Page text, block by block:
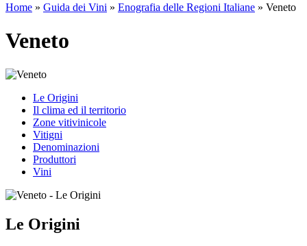
Home » Guida dei Vini » Enografia delle Regioni Italiane » Veneto
Veneto
Le Origini
Il clima ed il territorio
Zone vitivinicole
Vitigni
Denominazioni
Produttori
Vini
Le Origini